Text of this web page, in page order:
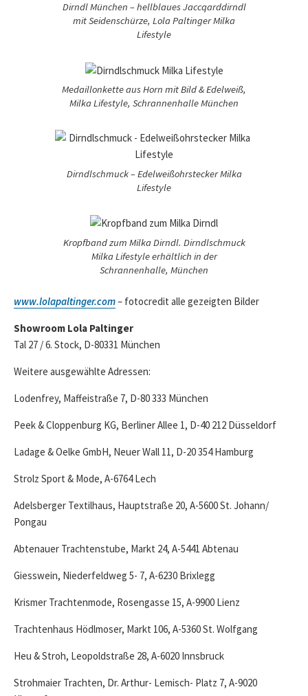
Dirndl München – hellblaues Jaccqarddirndl
mit Seidenschürze, Lola Paltinger Milka
Lifestyle
Medaillonkette aus Horn mit Bild & Edelweiß,
Milka Lifestyle, Schrannenhalle München
Dirndlschmuck – Edelweißohrstecker Milka
Lifestyle
Kropfband zum Milka Dirndl. Dirndlschmuck
Milka Lifestyle erhältlich in der
Schrannenhalle, München
www.lolapaltinger.com– fotocredit alle gezeigten Bilder
Showroom Lola Paltinger
Tal 27 / 6. Stock, D-80331 München
Weitere ausgewählte Adressen:
Lodenfrey, Maffeistraße 7, D-80 333 München
Peek & Cloppenburg KG, Berliner Allee 1, D-40 212 Düsseldorf
Ladage & Oelke GmbH, Neuer Wall 11, D-20 354 Hamburg
Strolz Sport & Mode, A-6764 Lech
Adelsberger Textilhaus, Hauptstraße 20, A-5600 St. Johann/
Pongau
Abtenauer Trachtenstube, Markt 24, A-5441 Abtenau
Giesswein, Niederfeldweg 5- 7, A-6230 Brixlegg
Krismer Trachtenmode, Rosengasse 15, A-9900 Lienz
Trachtenhaus Hödlmoser, Markt 106, A-5360 St. Wolfgang
Heu & Stroh, Leopoldstraße 28, A-6020 Innsbruck
Strohmaier Trachten, Dr. Arthur- Lemisch- Platz 7, A-9020